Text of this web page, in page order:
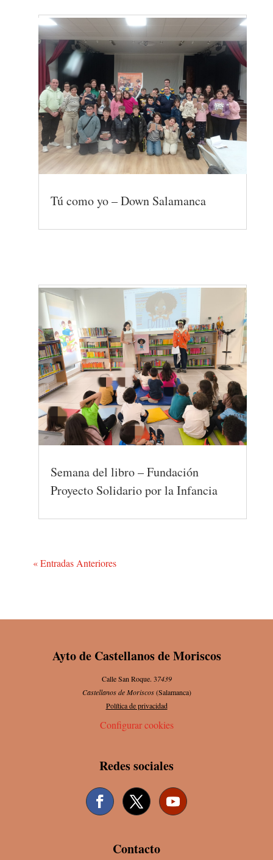
Tú como yo – Down Salamanca
Semana del libro – Fundación
Proyecto Solidario por la Infancia
« Entradas Anteriores
Ayto de Castellanos de Moriscos
Calle San Roque. 37439
Castellanos de Moriscos(Salamanca)
Política de privacidad
Configurar cookies
Redes sociales
Contacto